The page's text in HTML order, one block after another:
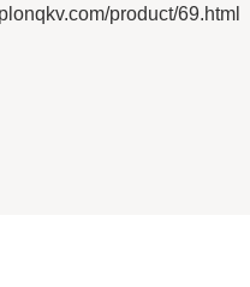
product/69.html